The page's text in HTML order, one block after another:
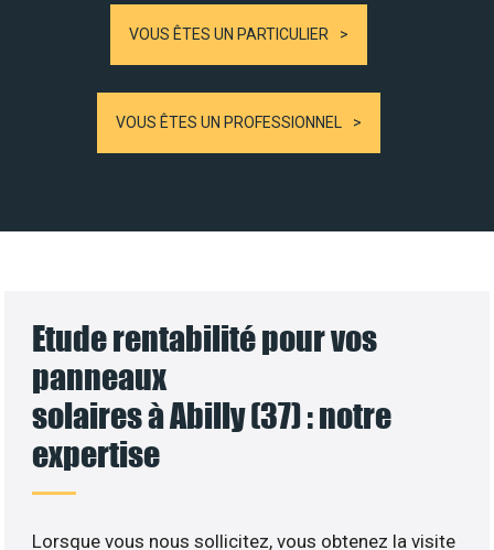
VOUS ÊTES UN PARTICULIER
VOUS ÊTES UN PROFESSIONNEL
Etude rentabilité pour vos
panneaux
solaires à Abilly (37) : notre
expertise
Lorsque vous nous sollicitez, vous obtenez la visite